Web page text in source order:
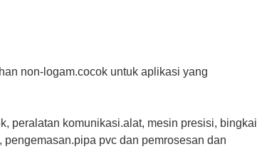
non-logam.cocok untuk aplikasi yang
peralatan komunikasi.alat, mesin presisi, bingkai
pvc dan pemrosesan dan